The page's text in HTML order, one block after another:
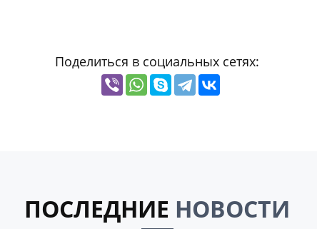
Поделиться в социальных сетях:
ПОСЛЕДНИЕ НОВОСТИ